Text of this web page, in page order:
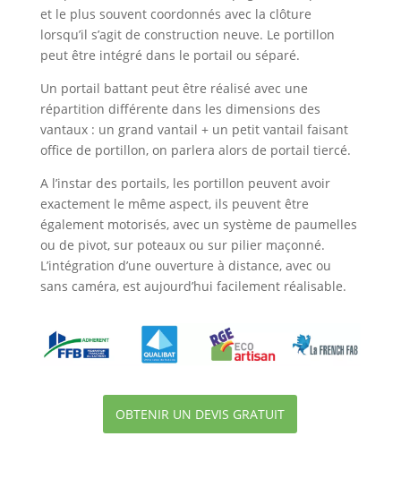
et le plus souvent coordonnés avec la clôture
lorsqu’il s’agit de construction neuve. Le portillon
peut être intégré dans le portail ou séparé.
Un portail battant peut être réalisé avec une
répartition différente dans les dimensions des
vantaux : un grand vantail + un petit vantail faisant
office de portillon, on parlera alors de portail tiercé.
A l’instar des portails, les portillon peuvent avoir
exactement le même aspect, ils peuvent être
également motorisés, avec un système de paumelles
ou de pivot, sur poteaux ou sur pilier maçonné.
L’intégration d’une ouverture à distance, avec ou
sans caméra, est aujourd’hui facilement réalisable.
OBTENIR UN DEVIS GRATUIT